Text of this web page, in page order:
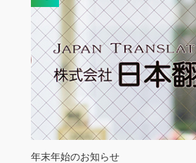
年末年始のお知らせ